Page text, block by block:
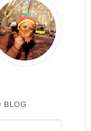
BLOG